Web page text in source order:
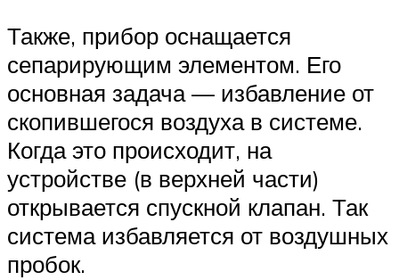
Также, прибор оснащается
сепарирующим элементом. Его
основная задача — избавление от
скопившегося воздуха в системе.
Когда это происходит, на
устройстве (в верхней части)
открывается спускной клапан. Так
система избавляется от воздушных
пробок.